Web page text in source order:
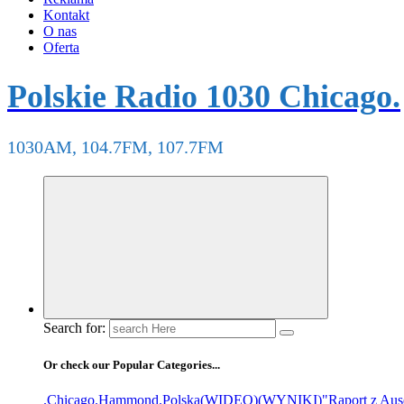
Kontakt
O nas
Oferta
Polskie Radio 1030 Chicago.
1030AM, 104.7FM, 107.7FM
Search for:
Or check our Popular Categories...
.Chicago.Hammond.Polska(WIDEO)(WYNIKI)"Raport z